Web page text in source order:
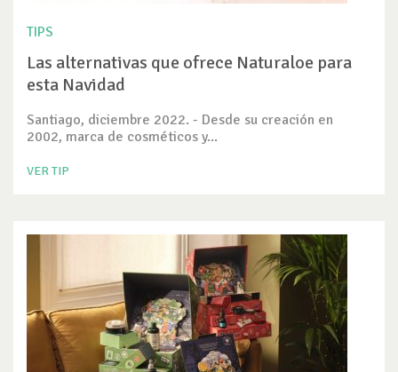
TIPS
Las alternativas que ofrece Naturaloe para
esta Navidad
Santiago, diciembre 2022. - Desde su creación en
2002, marca de cosméticos y...
VER TIP